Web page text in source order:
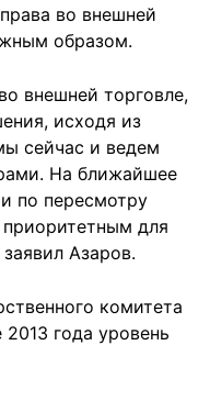
во внешней
образом.
внешней торговле,
исходя из
сейчас и ведем
На ближайшее
по пересмотру
для
Азаров.
комитета
года уровень